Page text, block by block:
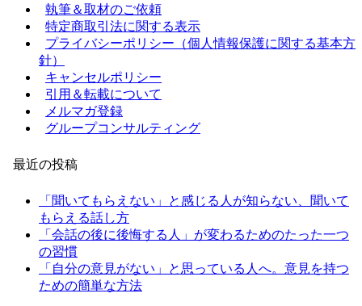
執筆＆取材のご依頼
特定商取引法に関する表示
プライバシーポリシー（個人情報保護に関する基本方
針）
キャンセルポリシー
引用＆転載について
メルマガ登録
グループコンサルティング
最近の投稿
「聞いてもらえない」と感じる人が知らない、聞いて
もらえる話し方
「会話の後に後悔する人」が変わるためのたった一つ
の習慣
「自分の意見がない」と思っている人へ。意見を持つ
ための簡単な方法